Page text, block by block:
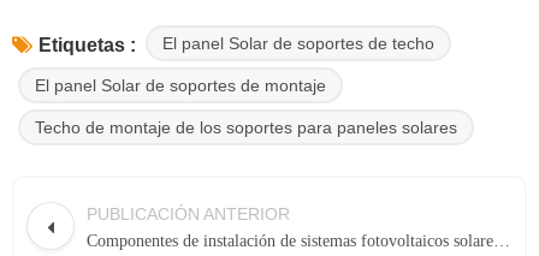
Etiquetas : El panel Solar de soportes de techo
El panel Solar de soportes de montaje
Techo de montaje de los soportes para paneles solares
PUBLICACIÓN ANTERIOR